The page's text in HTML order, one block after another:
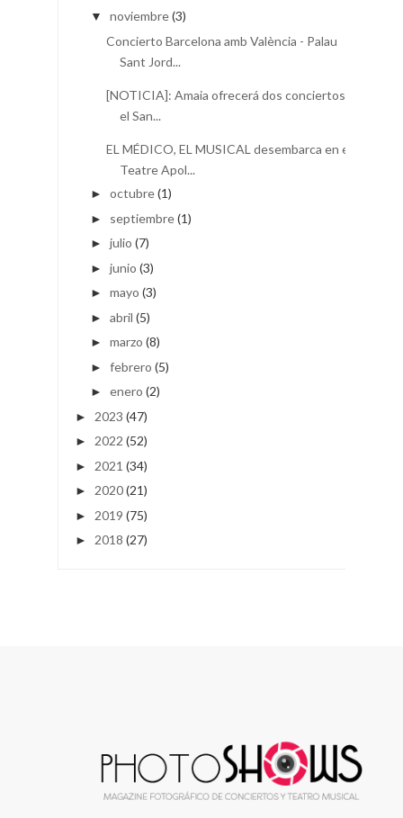
▼ noviembre(3)
Concierto Barcelona amb València - Palau
Sant Jord...
[NOTICIA]: Amaia ofrecerá dos conciertos en
el San...
EL MÉDICO, EL MUSICAL desembarca en el
Teatre Apol...
► octubre(1)
► septiembre(1)
► julio (7)
► junio (3)
► mayo (3)
► abril (5)
► marzo (8)
► febrero (5)
► enero (2)
► 2023 (47)
► 2022 (52)
► 2021 (34)
► 2020(21)
► 2019 (75)
► 2018 (27)